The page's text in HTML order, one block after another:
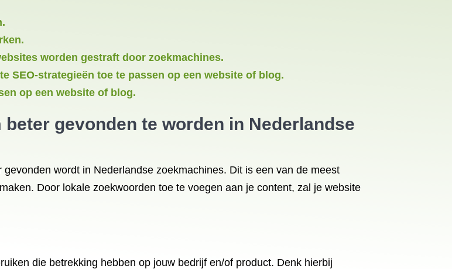
worden gestraft door zoekmachines.
SEO-strategieën toe te passen op een website of blog.
op een website of blog.
gevonden te worden in Nederlandse
wordt in Nederlandse zoekmachines. Dit is een van de meest
Door lokale zoekwoorden toe te voegen aan je content, zal je website
die betrekking hebben op jouw bedrijf en/of product. Denk hierbij